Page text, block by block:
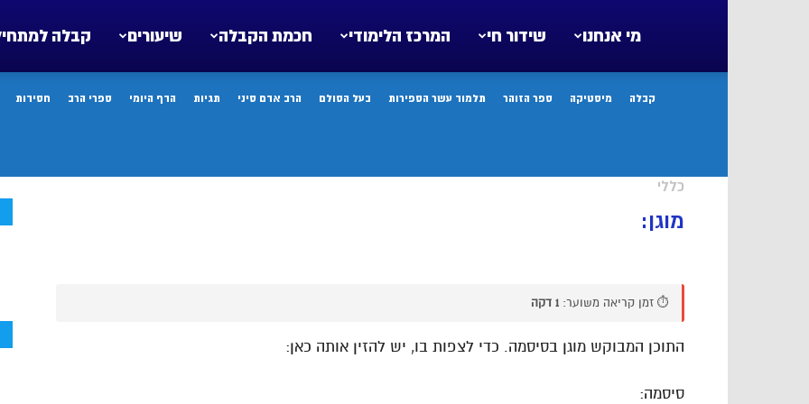
קבלה שיעורים חכמת הקבלה המרכז הלימודי שידור חי מי אנחנו
קבלה מיסטיקה ספר הזוהר תלמוד עשר הספירות בעל הסולם הרב אדם סיני תגיות הדף היומי ספרי הרב חסידות
כללי
מוגן:
⏱️ זמן קריאה משוער: 1 דקה
התוכן המבוקש מוגן בסיסמה. כדי לצפות בו, יש להזין אותה כאן:
סיסמה: